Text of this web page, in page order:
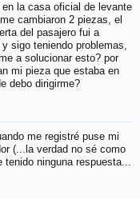
la casa oficial de levante
cambiaron 2 piezas, el
del pasajero fui a
sigo teniendo problemas,
a solucionar esto? por
mi pieza que estaba en
debo dirigirme?
me registré puse mi
(...la verdad no sé como
tenido ninguna respuesta...